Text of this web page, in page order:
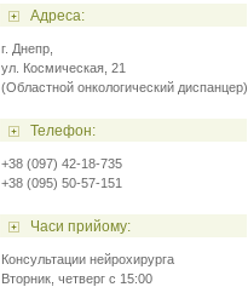
Адресa:
г. Днепр,
ул. Космическая, 21
(Областной онкологический диспанцер)
Телефон:
+38 (097) 42-18-735
+38 (095) 50-57-151
Часи прийому:
Консультации нейрохирурга
Вторник, четверг с 15:00